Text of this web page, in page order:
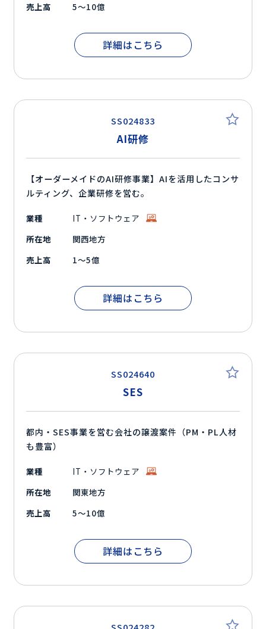
売上高
5～10億
詳細はこちら
SS024833
AI研修
【オーダーメイドのAI研修事業】AIを活用したコンサ
ルティング、企業研修を営む。
業種
IT・ソフトウェア
所在地
関西地方
売上高
1～5億
詳細はこちら
SS024640
SES
都内・SES事業を営む会社の譲渡案件（PM・PL人材
も豊富）
業種
IT・ソフトウェア
所在地
関東地方
売上高
5～10億
詳細はこちら